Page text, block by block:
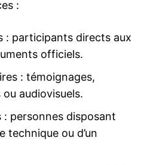
:
: participants directs aux
officiels.
: témoignages,
audiovisuels.
: personnes disposant
technique ou d’un